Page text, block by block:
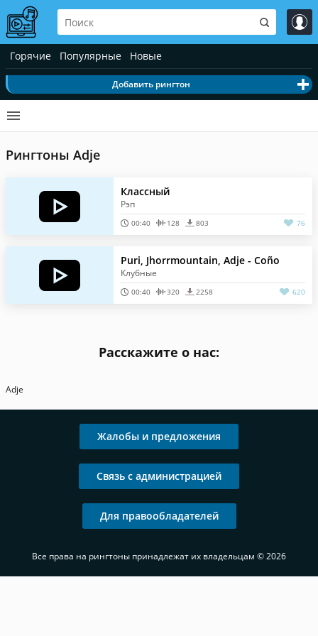
Горячие Популярные Новые
Добавить рингтон
Рингтоны Adje
Классный
Рэп
00:40 128 803 76
Puri, Jhorrmountain, Adje - Coño
Клубные
00:40 320 2258 620
Расскажите о нас:
Adje
Жалобы и предложения
Связь с администрацией
Для правообладателей
Все права на рингтоны принадлежат их владельцам © 2026